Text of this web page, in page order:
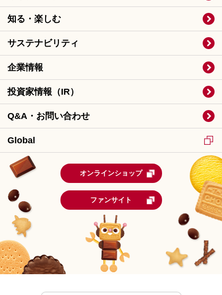
知る・楽しむ
サステナビリティ
企業情報
投資家情報（IR）
Q&A・お問い合わせ
Global
オンラインショップ
ファンサイト